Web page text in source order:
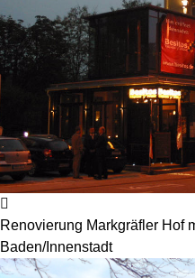
Renovierung Markgräfler Hof
Baden/Innenstadt